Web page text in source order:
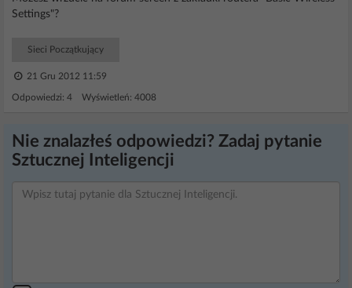
Settings"?
Sieci Początkujący
21 Gru 2012 11:59
Odpowiedzi: 4 Wyświetleń: 4008
Nie znalazłeś odpowiedzi? Zadaj pytanie
Sztucznej Inteligencji